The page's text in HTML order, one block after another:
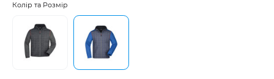
Колір та Розмір